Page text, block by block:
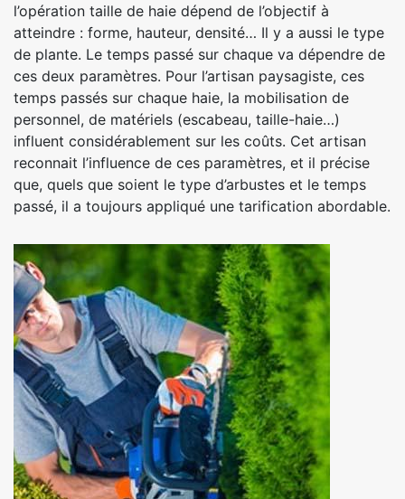
l’opération taille de haie dépend de l’objectif à
atteindre : forme, hauteur, densité… Il y a aussi le type
de plante. Le temps passé sur chaque va dépendre de
ces deux paramètres. Pour l’artisan paysagiste, ces
temps passés sur chaque haie, la mobilisation de
personnel, de matériels (escabeau, taille-haie…)
influent considérablement sur les coûts. Cet artisan
reconnait l’influence de ces paramètres, et il précise
que, quels que soient le type d’arbustes et le temps
passé, il a toujours appliqué une tarification abordable.